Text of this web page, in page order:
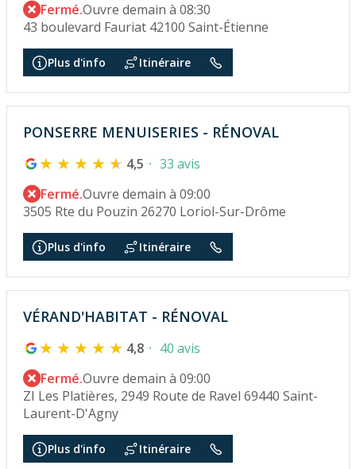
Fermé.Ouvre demain à 08:30
43 boulevard Fauriat 42100 Saint-Étienne
Plus d'info Itinéraire
PONSERRE MENUISERIES - RÉNOVAL
4,5
33 avis
Fermé.Ouvre demain à 09:00
3505 Rte du Pouzin 26270 Loriol-Sur-Drôme
Plus d'info Itinéraire
VÉRAND'HABITAT - RÉNOVAL
4,8
40 avis
Fermé.Ouvre demain à 09:00
ZI Les Platières, 2949 Route de Ravel 69440 Saint-
Laurent-D'Agny
Plus d'info Itinéraire